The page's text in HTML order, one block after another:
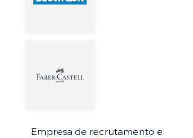
Empresa de recrutamento e